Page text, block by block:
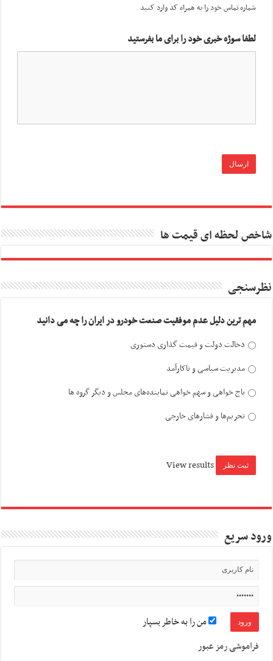
شماره تماس خود را به همراه کد وارد کنید
لطفا سوژه خبری خود را برای ما بفرستید
شاخص لحظه ای قیمت ها
نظرسنجی
مهم ترین دلیل عدم موفقیت صنعت خودرو در ایران را چه می دانید
دخالت دولت و قیمت گذاری دستوری
مدیریت سیاسی و ناکارآمد
باج خواهی و سهم خواهی نماینده‌های مجلس و دیگر گروه ها
تحریم‌ها و فشارهای خارجی
View results
ورود سریع
من را به خاطر بسپار
فراموشی رمز عبور